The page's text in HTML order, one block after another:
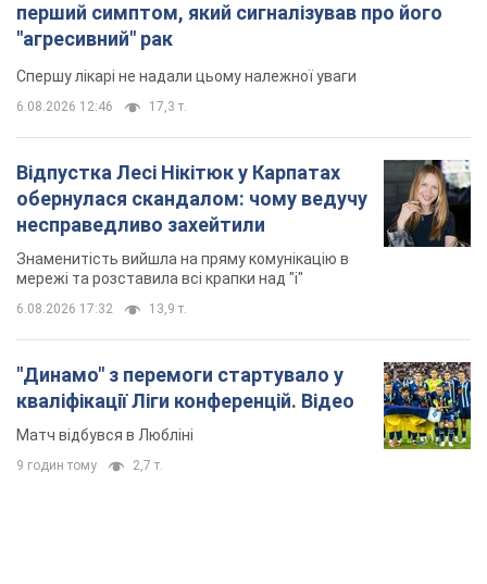
перший симптом, який сигналізував про його
"агресивний" рак
Спершу лікарі не надали цьому належної уваги
6.08.2026 12:46 17,3 т.
Відпустка Лесі Нікітюк у Карпатах
обернулася скандалом: чому ведучу
несправедливо захейтили
Знаменитість вийшла на пряму комунікацію в
мережі та розставила всі крапки над "і"
6.08.2026 17:32 13,9 т.
"Динамо" з перемоги стартувало у
кваліфікації Ліги конференцій. Відео
Матч відбувся в Любліні
9 годин тому 2,7 т.